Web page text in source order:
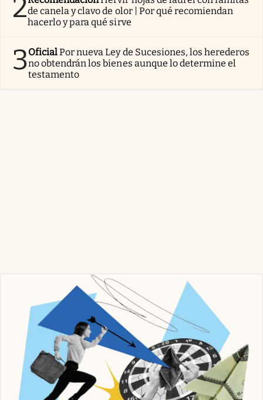
2de canela y clavo de olor | Por qué recomiendan
hacerlo y para qué sirve
3OficialPor nueva Ley de Sucesiones, los herederos
no obtendrán los bienes aunque lo determine el
testamento